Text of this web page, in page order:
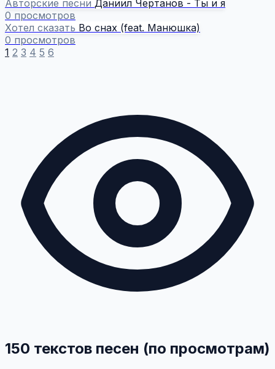
Авторские песни Даниил Чертанов - Ты и я
0 просмотров
Хотел сказать Во снах (feat. Манюшка)
0 просмотров
1 2 3 4 5 6
150 текстов песен (по просмотрам)